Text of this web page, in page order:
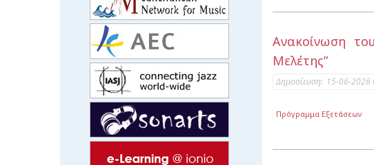
Ανακοίνωση
Μελέτης”
Δημοσίευση: 15-06-2026
Πρόγραμμα Εξετάσεων